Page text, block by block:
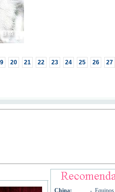
20 21 22 23 24 25 26 27